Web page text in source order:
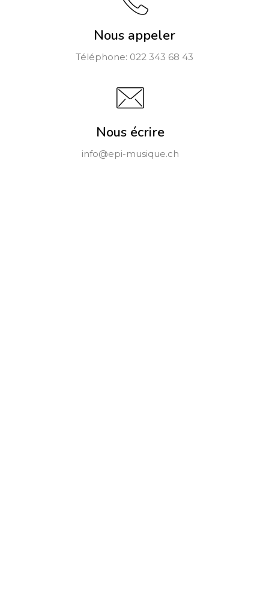
Nous appeler
Téléphone: 022 343 68 43
Nous écrire
info@epi-musique.ch